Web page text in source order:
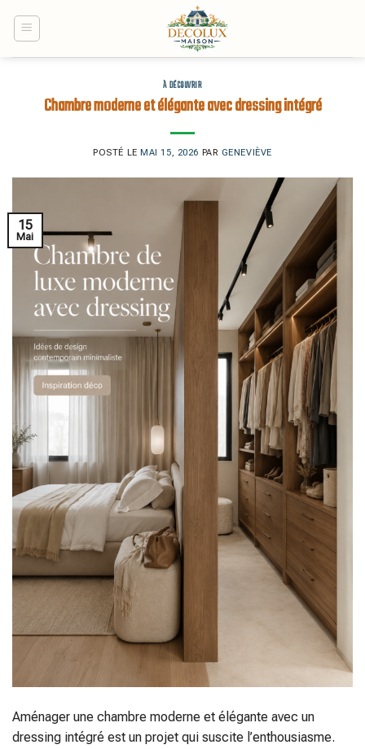
À DÉCOUVRIR
Chambre moderne et élégante avec dressing intégré
POSTÉ LEMAI 15, 2026 PAR GENEVIÈVE
15
Mai
Aménager une chambre moderne et élégante avec un
dressing intégré est un projet qui suscite l’enthousiasme.